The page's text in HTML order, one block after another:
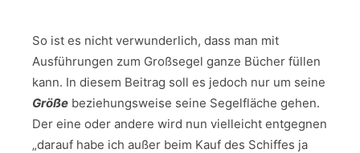
So ist es nicht verwunderlich, dass man mit
Ausführungen zum Großsegel ganze Bücher füllen
kann. In diesem Beitrag soll es jedoch nur um seine
Größe beziehungsweise seine Segelfläche gehen.
Der eine oder andere wird nun vielleicht entgegnen
„darauf habe ich außer beim Kauf des Schiffes ja